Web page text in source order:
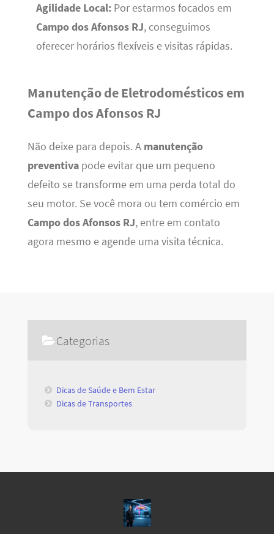
Agilidade Local:Por estarmos focados em
Campo dos Afonsos RJ, conseguimos
oferecer horários flexíveis e visitas rápidas.
Manutenção de Eletrodomésticos em
Campo dos Afonsos RJ
Não deixe para depois. A manutenção
preventivapode evitar que um pequeno
defeito se transforme em uma perda total do
seu motor. Se você mora ou tem comércio em
Campo dos Afonsos RJ, entre em contato
agora mesmo e agende uma visita técnica.
Categorias
Dicas de Saúde e Bem Estar
Dicas de Transportes